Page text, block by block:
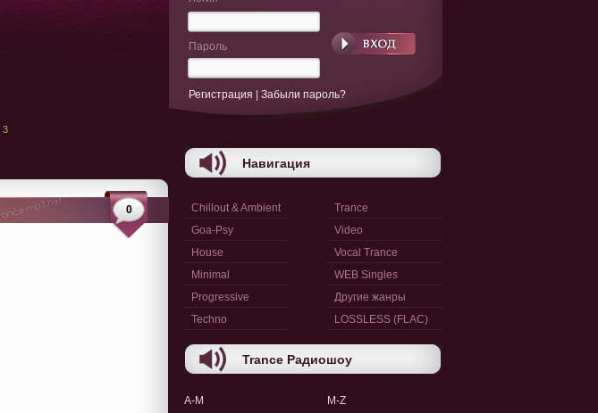
3
0
Пароль
Регистрация Забыли пароль?
Навигация
Chillout & Ambient
Goa-Psy
House
Minimal
Progressive
Techno
Trance
Video
Vocal Trance
WEB Singles
Другие жанры
LOSSLESS (FLAC)
Trance Радиошоу
A-M
M-Z